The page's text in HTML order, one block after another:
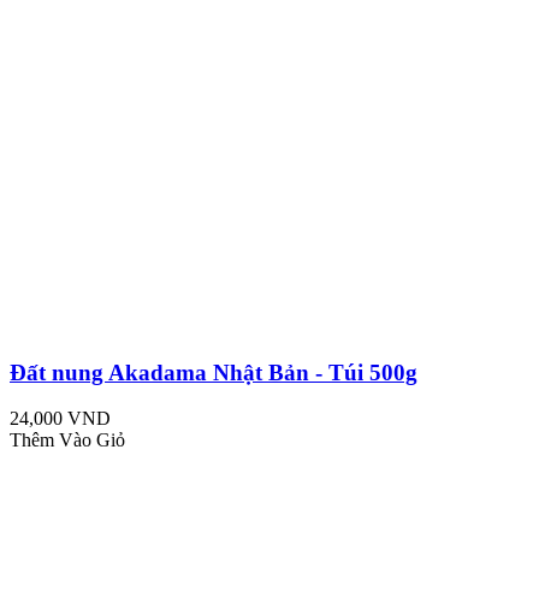
Đất nung Akadama Nhật Bản - Túi 500g
24,000 VND
Thêm Vào Giỏ